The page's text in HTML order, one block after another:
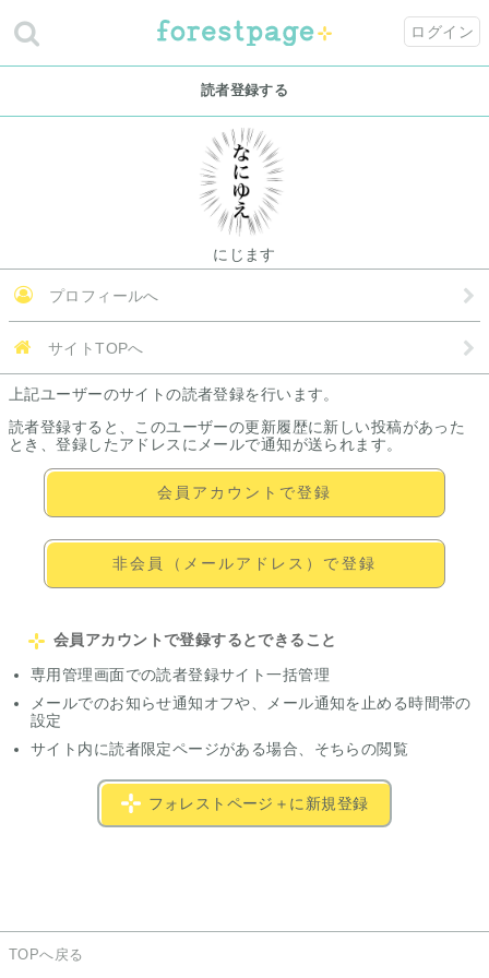
ログイン
読者登録する
にじます
プロフィールへ
サイトTOPへ
上記ユーザーのサイトの読者登録を行います。
読者登録すると、このユーザーの更新履歴に新しい投稿があった
とき、登録したアドレスにメールで通知が送られます。
会員アカウントで登録
非会員（メールアドレス）で登録
会員アカウントで登録するとできること
専用管理画面での読者登録サイト一括管理
メールでのお知らせ通知オフや、メール通知を止める時間帯の
設定
サイト内に読者限定ページがある場合、そちらの閲覧
フォレストページ＋に新規登録
TOPへ戻る